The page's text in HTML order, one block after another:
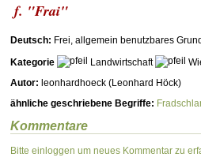
f. "Frai"
Deutsch: Frei, allgemein benutzbares
Kategorie
Landwirtschaft
Autor: leonhardhoeck (Leonhard Höck)
ähnliche geschriebene Begriffe:
Kommentare
Bitte einloggen um neues Kommentar zu